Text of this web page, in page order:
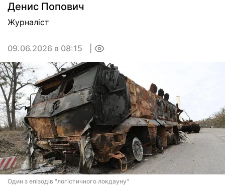
Денис Попович
Журналіст
09.06.2026 в 08:15
Один з епізодів "логістичного локдауну"